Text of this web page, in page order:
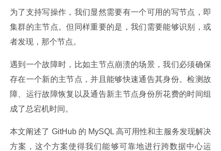
为了支持写操作，我们显然需要有一个可用的写节点，即
集群的主节点。但同样重要的是，我们需要能够识别，或
者发现，那个节点。
遇到一个故障时，比如主节点崩溃的场景，我们必须确保
存在一个新的主节点，并且能够快速通告其身份。检测故
障、运行故障恢复以及通告新主节点身份所花费的时间组
成了总宕机时间。
本文阐述了 GitHub 的 MySQL 高可用性和主服务发现解决
方案，这个方案使得我们能够可靠地进行跨数据中心运